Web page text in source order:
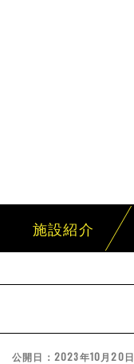
施設紹介
公開日：2023年10月20日